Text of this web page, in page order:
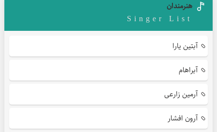
هنرمندان
Singer List
آبتین یارا
آبراهام
آرمین زارعی
آرون افشار